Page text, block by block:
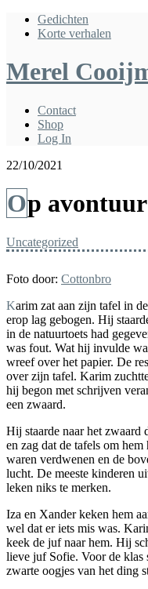
Gedichten
Korte verhalen
Merel
Contact
Shop
Log In
22/10/2021
Op avontuur
Uncategorized
Foto door: Cottonbro
Karim zat aan zijn tafel in de klas. Hij had zich over het papier dat
erop lag gebogen. Hij
in de natuurtoets had
was fout. Wat hij invulde
wreef over het papier. De
over zijn tafel. Karim
hij begon met schrijven
een zwaard.
Hij staarde naar het
en zag dat de tafels om
waren verdwenen en de
lucht. De meeste kinderen
leken niks te merken.
Iza en Xander keken hem
wel dat er iets mis was.
keek de juf naar hem. Hij
lieve juf Sofie. Voor de klas
zwarte oogjes van het ding